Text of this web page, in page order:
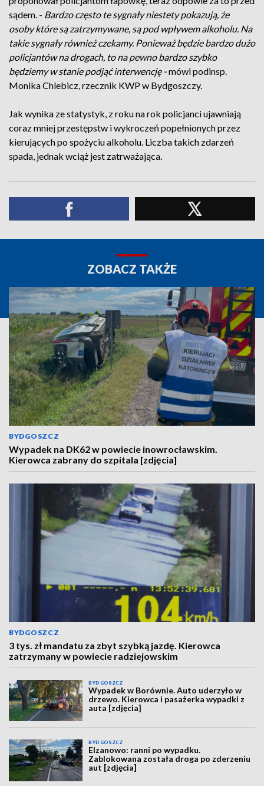
sądem. - Bardzo często te sygnały niestety pokazują, że
osoby które są zatrzymywane, są pod wpływem alkoholu. Na
takie sygnały również czekamy. Ponieważ będzie bardzo dużo
policjantów na drogach, to na pewno bardzo szybko
będziemy w stanie podjąć interwencję -mówi podinsp.
Monika Chlebicz, rzecznik KWP w Bydgoszczy.
Jak wynika ze statystyk, z roku na rok policjanci ujawniają
coraz mniej przestępstw i wykroczeń popełnionych przez
kierujących po spożyciu alkoholu. Liczba takich zdarzeń
spada, jednak wciąż jest zatrważająca.
ZOBACZ TAKŻE
BYDGOSZCZ
Wypadek na DK62 w powiecie inowrocławskim.
Kierowca zabrany do szpitala [zdjęcia]
BYDGOSZCZ
3 tys. zł mandatu za zbyt szybką jazdę. Kierowca
zatrzymany w powiecie radziejowskim
BYDGOSZCZ
Wypadek w Borównie. Auto uderzyło w
drzewo. Kierowca i pasażerka wypadki z
auta [zdjęcia]
BYDGOSZCZ
Elzanowo: ranni po wypadku.
Zablokowana została droga po zderzeniu
aut [zdjęcia]